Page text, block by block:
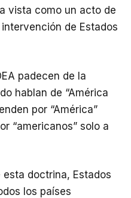
vista como un acto de
de Estados
padecen de la
hablan de “América
por “América”
“americanos” solo a
doctrina, Estados
los países